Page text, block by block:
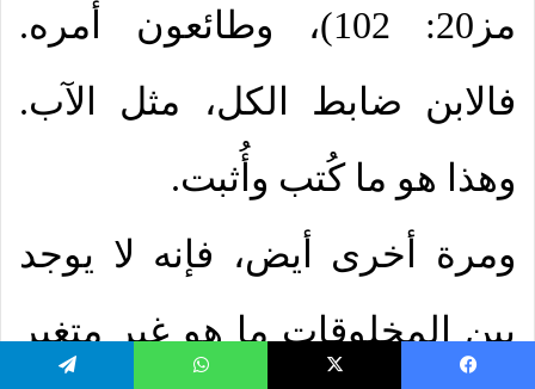
مز20: 102)، وطائعون أمره.
فالابن ضابط الكل، مثل الآب.
وهذا هو ما كُتب وأُثبت.
ومرة أخرى أيض، فإنه لا يوجد
بين المخلوقات ما هو غير متغير